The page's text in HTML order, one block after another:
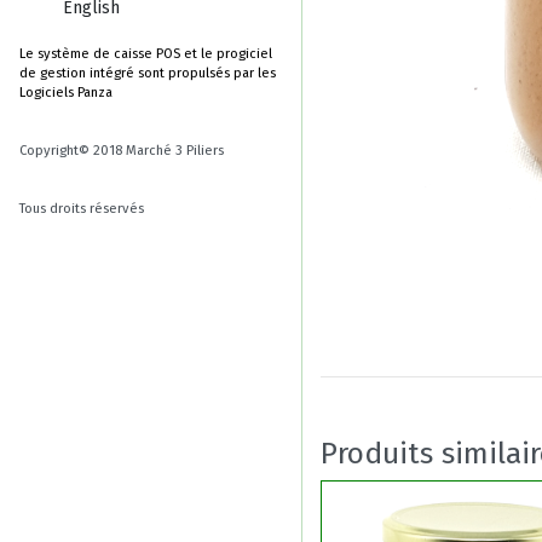
English
Le système de caisse POS et le progiciel
de gestion intégré sont propulsés par les
Logiciels Panza
Copyright© 2018 Marché 3 Piliers
Tous droits réservés
Produits